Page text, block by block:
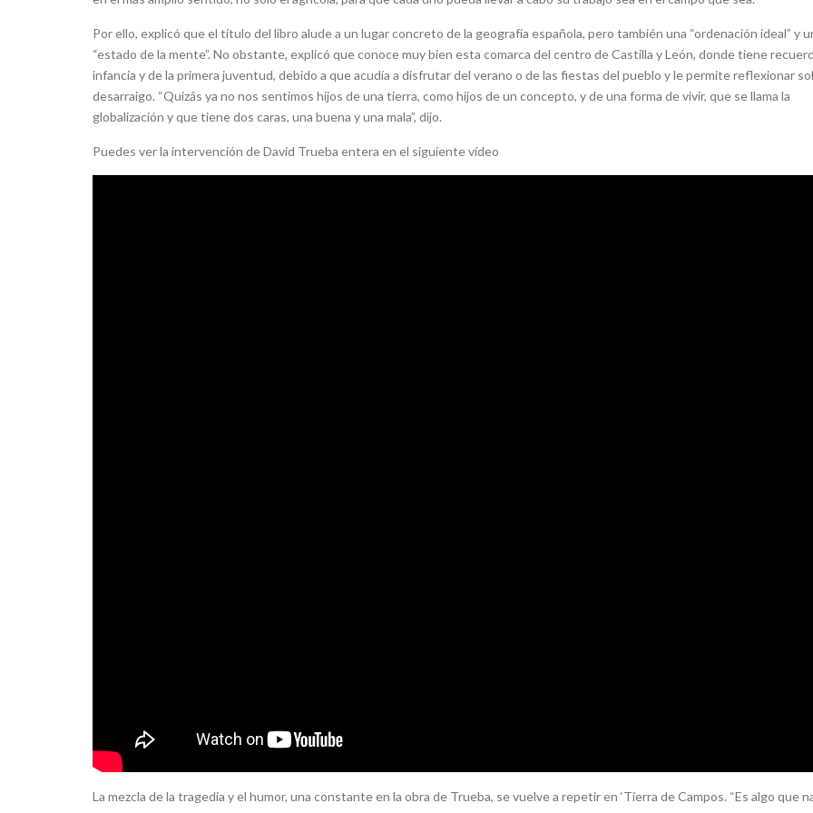
Por ello, explicó que el título del libro alude a un lugar concreto de la geografía española, pero también una “ordenación ideal” y
“estado de la mente”. No obstante, explicó que conoce muy bien esta comarca del centro de Castilla y León, donde tiene
infancia y de la primera juventud, debido a que acudía a disfrutar del verano o de las fiestas del pueblo y le permite reflexionar
desarraigo. “Quizás ya no nos sentimos hijos de una tierra, como hijos de un concepto, y de una forma de vivir, que se llama la
globalización y que tiene dos caras, una buena y una mala”, dijo.
Puedes ver la intervención de David Trueba entera en el siguiente vídeo
La mezcla de la tragedia y el humor, una constante en la obra de Trueba, se vuelve a repetir en ‘Tierra de Campos. “Es algo que